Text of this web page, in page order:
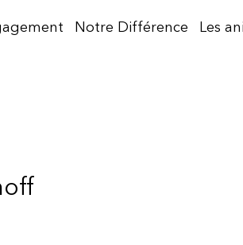
Notre Différence Les